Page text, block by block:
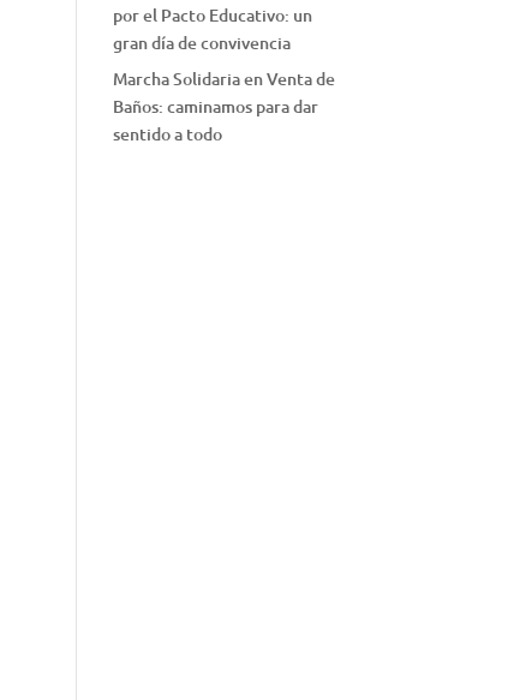
por el Pacto Educativo: un
gran día de convivencia
Marcha Solidaria en Venta de
Baños: caminamos para dar
sentido a todo